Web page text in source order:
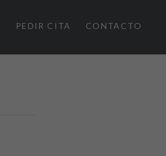
PEDIR CITA CONTACTO